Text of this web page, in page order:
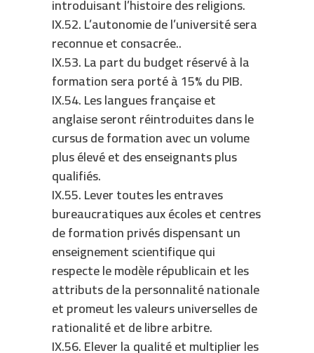
introduisant l’histoire des religions.
IX.52. L’autonomie de l’université sera
reconnue et consacrée..
IX.53. La part du budget réservé à la
formation sera porté à 15% du PIB.
IX.54. Les langues française et
anglaise seront réintroduites dans le
cursus de formation avec un volume
plus élevé et des enseignants plus
qualifiés.
IX.55. Lever toutes les entraves
bureaucratiques aux écoles et centres
de formation privés dispensant un
enseignement scientifique qui
respecte le modèle républicain et les
attributs de la personnalité nationale
et promeut les valeurs universelles de
rationalité et de libre arbitre.
IX.56. Elever la qualité et multiplier les